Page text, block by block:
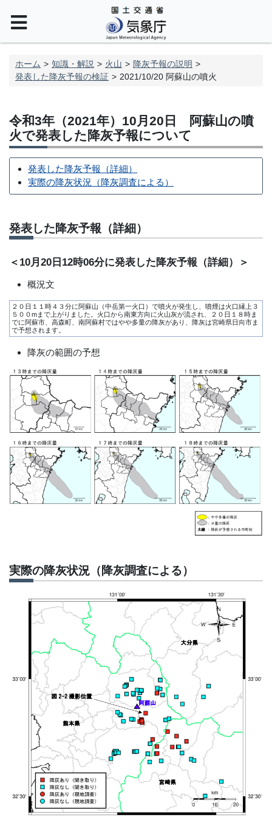
ホーム 知識・解説 火山
降灰予報の説明
発表した降灰予報の検証
2021/10/20 阿蘇山の噴火
令和3年（2021年）10月20日 阿蘇山の噴
火で発表した降灰予報について
発表した降灰予報（詳細）
実際の降灰状況（降灰調査による）
発表した降灰予報（詳細）
＜10月20日12時06分に発表した降灰予報（詳細）＞
概況文
２０日１１時４３分に阿蘇山（中岳第一火口）で噴火が発生し、噴煙は火口縁上３
５００mまで上がりました。火口から南東方向に火山灰が流され、２０日１８時ま
でに阿蘇市、高森町、南阿蘇村ではやや多量の降灰があり、降灰は宮崎県日向市ま
で予想されます。
降灰の範囲の予想
実際の降灰状況（降灰調査による）